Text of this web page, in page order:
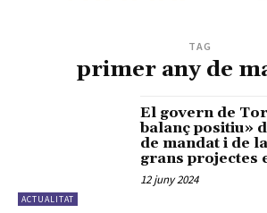
TAG
primer any de
ACTUALITAT
El govern de
balanç positiu»
de mandat i de
grans projectes
12 juny 2024